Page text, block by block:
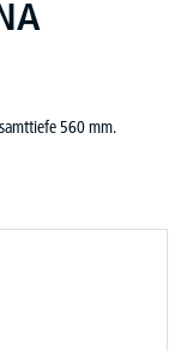
560 mm.